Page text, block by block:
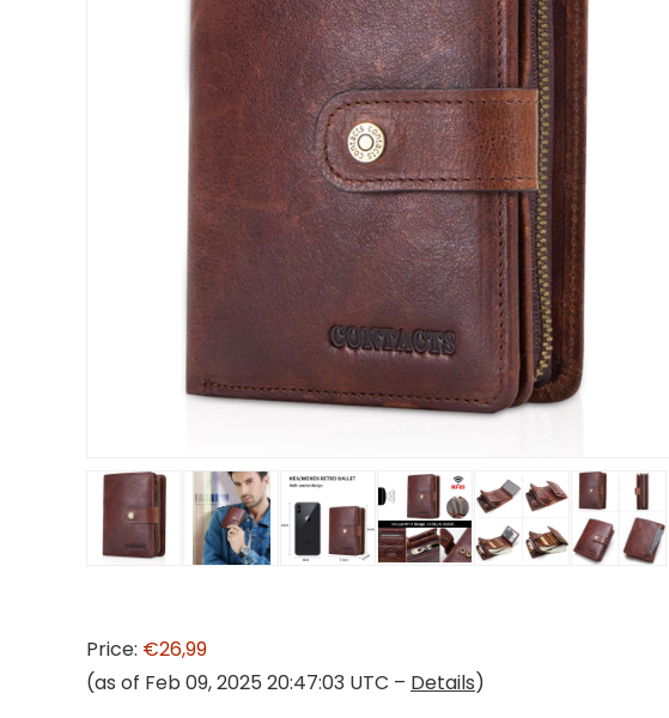
Price: €26,99
(as of Feb 09, 2025 20:47:03 UTC – Details)